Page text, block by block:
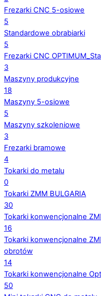
Frezarki CNC 5-osiowe
5
Standardowe obrabiarki
5
Frezarki CNC
3
Maszyny produkcyjne
18
Maszyny 5-osiowe
5
Maszyny szkoleniowe
3
Frezarki bramowe
4
Tokarki do metalu
0
Tokarki ZMM BULGARIA
30
Tokarki konwencjonalne
16
Tokarki konwencjonalne
obrotów
14
Tokarki konwencjonalne
50